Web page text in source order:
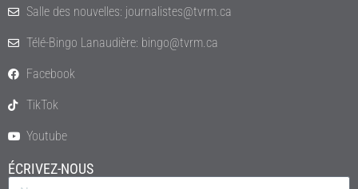
Salle des nouvelles: journalistes@tvrm.ca
Télé-Bingo Lanaudière: bingo@tvrm.ca
Facebook
TikTok
Youtube
ÉCRIVEZ-NOUS